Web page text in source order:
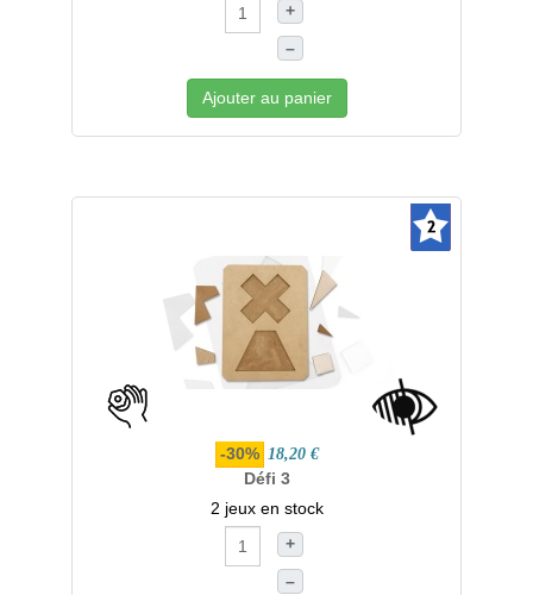
+
–
Ajouter au panier
-30% 18,20 €
Défi 3
2 jeux en stock
+
–